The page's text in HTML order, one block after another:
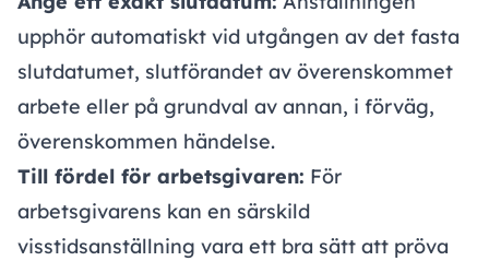
upphör automatiskt vid utgången av det fasta
slutdatumet, slutförandet av överenskommet
arbete eller på grundval av annan, i förväg,
överenskommen händelse.
Till fördel för arbetsgivaren: För
arbetsgivarens kan en särskild
visstidsanställning vara ett bra sätt att pröva